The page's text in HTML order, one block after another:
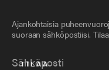
Ajankohtaisia
suoraan sähköpostiisi.